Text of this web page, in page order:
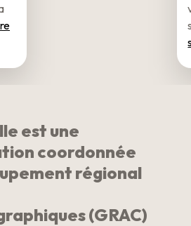
est une
coordonnée
régional
(GRAC)